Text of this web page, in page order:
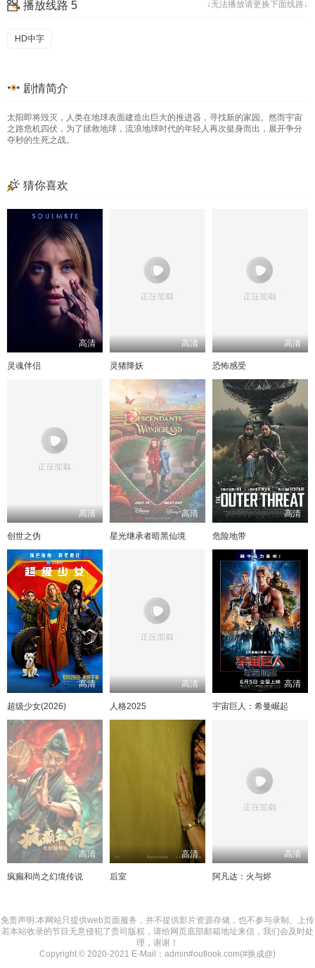
↓无法播放请更换下面线路↓
播放线路 5
HD中字
剧情简介
太阳即将毁灭，人类在地球表面建造出巨大的推进器，寻找新的家园。然而宇宙
之路危机四伏，为了拯救地球，流浪地球时代的年轻人再次挺身而出，展开争分
夺秒的生死之战。
猜你喜欢
高清
灵魂伴侣
高清
灵猪降妖
高清
恐怖感受
高清
创世之伪
高清
星光继承者暗黑仙境
高清
危险地带
高清
超级少女(2026)
高清
人格2025
高清
宇宙巨人：希曼崛起
高清
疯癫和尚之幻境传说
高清
后室
高清
阿凡达：火与烬
免责声明:本网站只提供web页面服务，并不提供影片资源存储，也不参与录制、上传
若本站收录的节目无意侵犯了贵司版权，请给网页底部邮箱地址来信，我们会及时处
理，谢谢！
Copyright © 2020-2021 E-Mail：admin#outlook.com(#换成@)